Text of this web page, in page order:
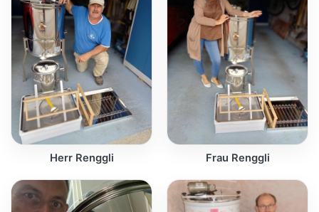
Herr Renggli Frau Renggli